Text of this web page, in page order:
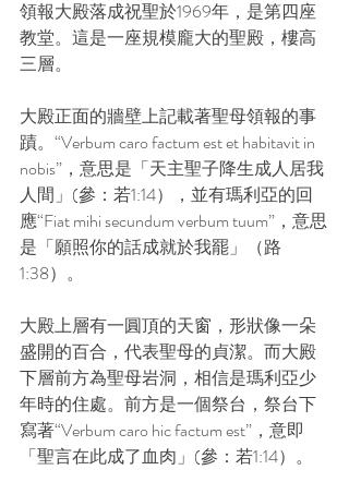
領報大殿落成祝聖於1969年，是第四座
教堂。這是一座規模龐大的聖殿，樓高
三層。
大殿正面的牆壁上記載著聖母領報的事
蹟。“Verbum caro factum est et habitavit in
nobis”，意思是「天主聖子降生成人居我
人間」(參：若1:14），並有瑪利亞的回
應“Fiat mihi secundum verbum tuum”，意思
是「願照你的話成就於我罷」（路
1:38）。
大殿上層有一圓頂的天窗，形狀像一朵
盛開的百合，代表聖母的貞潔。而大殿
下層前方為聖母岩洞，相信是瑪利亞少
年時的住處。前方是一個祭台，祭台下
寫著“Verbum caro hic factum est”，意即
「聖言在此成了血肉」(參：若1:14）。